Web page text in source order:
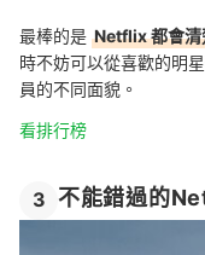
最棒的是 Netflix 都會清
時不妨可以從喜歡的明
員的不同面貌。
看排行榜
3 不能錯過的